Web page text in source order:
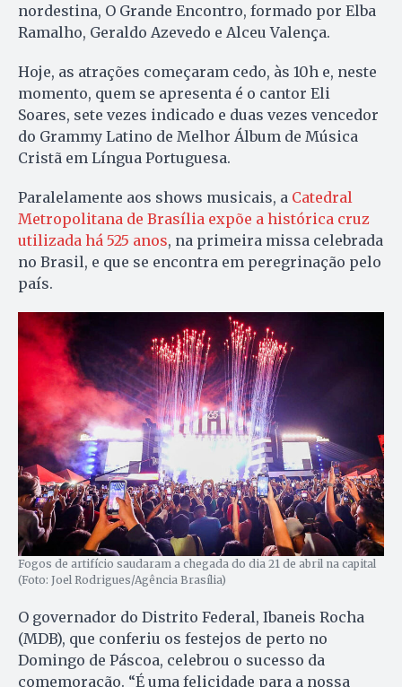
nordestina, O Grande Encontro, formado por Elba
Ramalho, Geraldo Azevedo e Alceu Valença.
Hoje, as atrações começaram cedo, às 10h e, neste
momento, quem se apresenta é o cantor Eli
Soares, sete vezes indicado e duas vezes vencedor
do Grammy Latino de Melhor Álbum de Música
Cristã em Língua Portuguesa.
Paralelamente aos shows musicais, a Catedral
Metropolitana de Brasília expõe a histórica cruz
utilizada há 525 anos, na primeira missa celebrada
no Brasil, e que se encontra em peregrinação pelo
país.
Fogos de artifício saudaram a chegada do dia 21 de abril na capital
(Foto: Joel Rodrigues/Agência Brasília)
O governador do Distrito Federal, Ibaneis Rocha
(MDB), que conferiu os festejos de perto no
Domingo de Páscoa, celebrou o sucesso da
comemoração. “É uma felicidade para a nossa